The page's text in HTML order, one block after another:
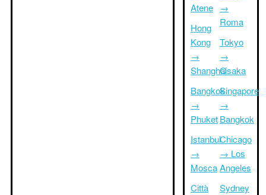
Atene
Hong
Kong
→
Shanghai
Bangkok
→
Phuket
Istanbul
→
Mosca
Città
→
Roma
Tokyo
→
Osaka
Singapore
→
Bangkok
Chicago
→ Los
Angeles
Sydney